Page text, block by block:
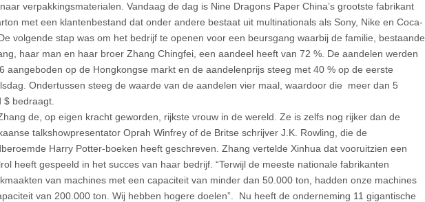
verpakkingsmaterialen. Vandaag de dag is Nine Dragons Paper China’s grootste fabrikant
met een klantenbestand dat onder andere bestaat uit multinationals als Sony, Nike en Coca-
volgende stap was om het bedrijf te openen voor een beursgang waarbij de familie, bestaande
haar man en haar broer Zhang Chingfei, een aandeel heeft van 72 %. De aandelen werden
aangeboden op de Hongkongse markt en de aandelenprijs steeg met 40 % op de eerste
Ondertussen steeg de waarde van de aandelen vier maal, waardoor die meer dan 5
$ bedraagt.
de, op eigen kracht geworden, rijkste vrouw in de wereld. Ze is zelfs nog rijker dan de
talkshowpresentator Oprah Winfrey of de Britse schrijver J.K. Rowling, die de
Harry Potter-boeken heeft geschreven. Zhang vertelde Xinhua dat vooruitzien een
heeft gespeeld in het succes van haar bedrijf. “Terwijl de meeste nationale fabrikanten
van machines met een capaciteit van minder dan 50.000 ton, hadden onze machines
van 200.000 ton. Wij hebben hogere doelen”. Nu heeft de onderneming 11 gigantische